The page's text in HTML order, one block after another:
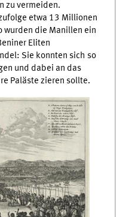
zu vermeiden.
etwa 13 Millionen
wurden die Manillen ein
Eliten
Sie konnten sich so
und dabei an das
Paläste zieren sollte.